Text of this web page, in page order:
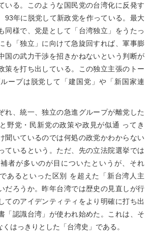
いる。このような国民党の台湾化に反発す
93年に脱党して新政党を作っている。最大
同様で、党是として「台湾独立」をうたっ
も「独立」に向けて急旋回すれば、軍事膨
国の武力干渉を招きかねないという判断が
策を打ち出している。この独立主張のトー
ープは脱党して「建国党」や「新国家連
、統一、独立の急進グループが離党した
野党・民新党の政策や政見が似通 ってき
聞いているのでは何処の政党かわからない
ているという。ただ、先の立法院選挙では
者が多いのが目についたというが、それ
あるといった区別 を超えた「新台湾人主
だろうか。昨年台湾では歴史の見直しが行
てのアイデンティティをより明確に打ち出
「認識台湾」が使われ始めた。これは、そ
はっきりとした「台湾史」である。